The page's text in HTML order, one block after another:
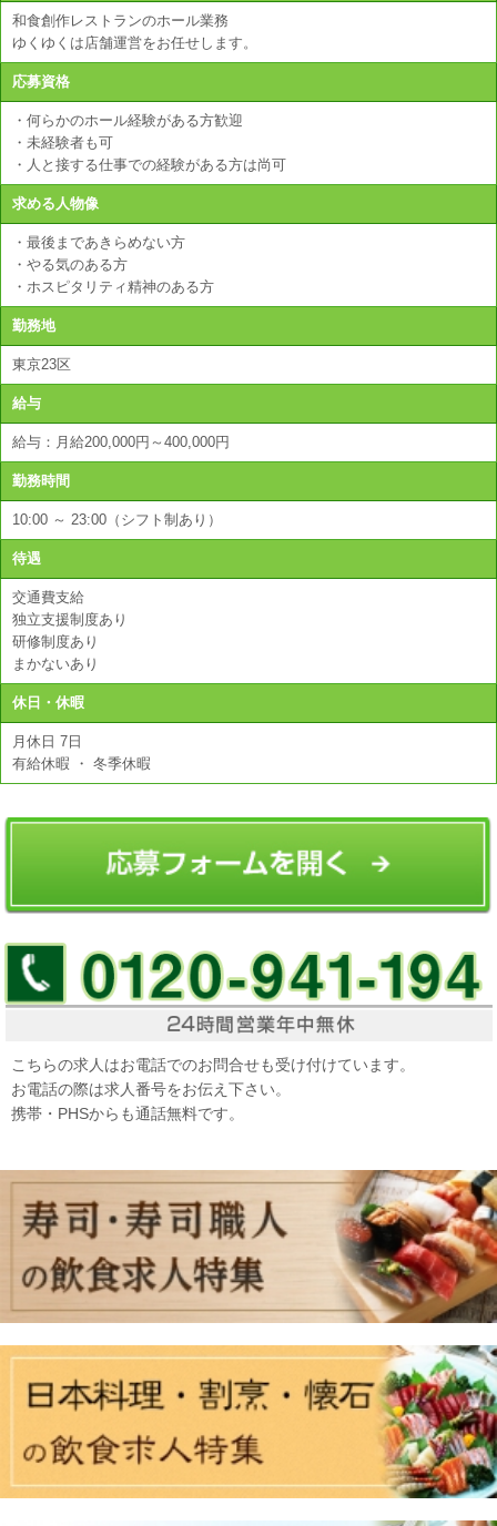
和食創作レストランのホール業務
ゆくゆくは店舗運営をお任せします。
応募資格
・何らかのホール経験がある方歓迎
・未経験者も可
・人と接する仕事での経験がある方は尚可
求める人物像
・最後まであきらめない方
・やる気のある方
・ホスピタリティ精神のある方
勤務地
東京23区
給与
給与：月給200,000円～400,000円
勤務時間
10:00 ～ 23:00（シフト制あり）
待遇
交通費支給
独立支援制度あり
研修制度あり
まかないあり
休日・休暇
月休日 7日
有給休暇 ・ 冬季休暇
こちらの求人はお電話でのお問合せも受け付けています。
お電話の際は求人番号をお伝え下さい。
携帯・PHSからも通話無料です。